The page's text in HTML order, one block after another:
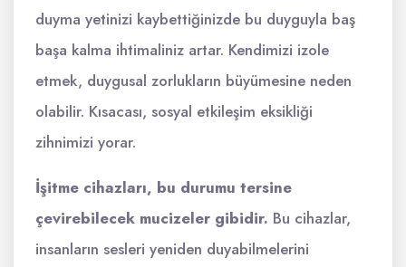
duyma yetinizi kaybettiğinizde bu duyguyla baş
başa kalma ihtimaliniz artar. Kendimizi izole
etmek, duygusal zorlukların büyümesine neden
olabilir. Kısacası, sosyal etkileşim eksikliği
zihnimizi yorar.
İşitme cihazları, bu durumu tersine
çevirebilecek mucizeler gibidir. Bu cihazlar,
insanların sesleri yeniden duyabilmelerini